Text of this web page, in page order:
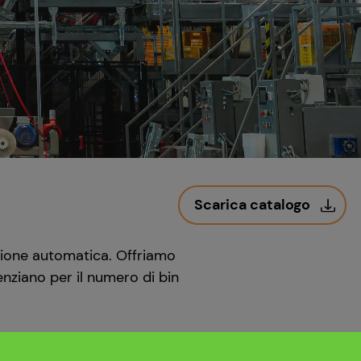
Scarica catalogo
automatica. Offriamo
per il numero di bin